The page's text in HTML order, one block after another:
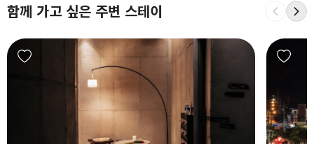
함께 가고 싶은 주변 스테이